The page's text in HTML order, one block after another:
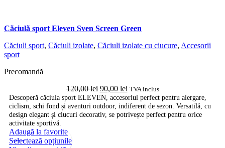
Căciulă sport Eleven Sven Screen Green
Căciuli sport, Căciuli izolate, Căciuli izolate cu ciucure, Accesorii
sport
Precomandă
120,00lei Prețul
inițial
a
fost:
90,00 leiPrețul
curent
este:
90,00 lei.
TVA inclus
Descoperă căciula sport ELEVEN, accesoriul perfect pentru alergare,
ciclism, schi fond și aventuri outdoor, indiferent de sezon. Versatilă, cu
design elegant și ciucuri decorativ, se potrivește perfect pentru orice
activitate sportivă.
Adaugă la favorite
Selectează opțiunileAcest
-17%